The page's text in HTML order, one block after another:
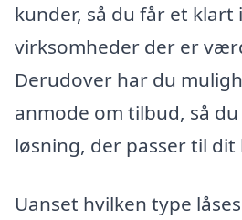
kunder, så du får et
virksomheder der er
Derudover har du
anmode om tilbud, så
løsning, der passer til dit
Uanset hvilken type